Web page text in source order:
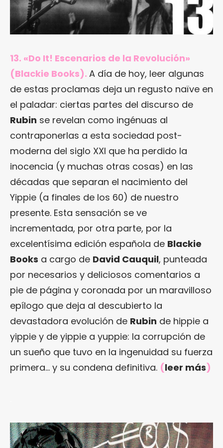
13. «Do It! Escenarios de la Revolución»
(Blackie Books). A día de hoy, leer algunas
de estas proclamas deja un regusto naïve en
el paladar: ciertas partes del discurso de
Rubin se revelan como ingénuas al
contraponerlas a esta sociedad post-
moderna del siglo XXI que ha perdido la
inocencia (y muchas otras cosas) en las
décadas que separan el nacimiento del
Yippie (a finales de los 60) de nuestro
presente. Esta sensación se ve
incrementada, por otra parte, por la
excelentísima edición española de Blackie
Books a cargo de David Cauquil, punteada
por necesarios y deliciosos comentarios a
pie de página y coronada por un maravilloso
epílogo que deja al descubierto la
devastadora evolución de Rubin de hippie a
yippie y de yippie a yuppie: la corrupción de
un sueño que tuvo en la ingenuidad su fuerza
primera… y su condena definitiva. (leer más)